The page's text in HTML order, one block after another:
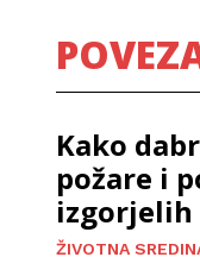
Kako
požare i
izgorjelih
ŽIVOTNA